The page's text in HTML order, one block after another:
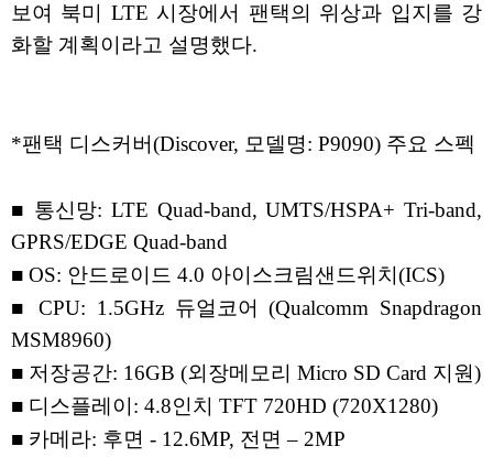
보여 북미 LTE 시장에서 팬택의 위상과 입지를 강
화할 계획이라고 설명했다.
*팬택 디스커버(Discover, 모델명: P9090) 주요 스펙
■ 통신망: LTE Quad-band, UMTS/HSPA+ Tri-band,
GPRS/EDGE Quad-band
■ OS: 안드로이드 4.0 아이스크림샌드위치(ICS)
■ CPU: 1.5GHz 듀얼코어 (Qualcomm Snapdragon
MSM8960)
■ 저장공간: 16GB (외장메모리 Micro SD Card 지원)
■ 디스플레이: 4.8인치 TFT 720HD (720X1280)
■ 카메라: 후면 - 12.6MP, 전면 – 2MP